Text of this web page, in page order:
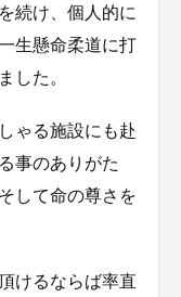
続け、個人的に
生懸命柔道に打
した。
ゃる施設にも赴
事のありがた
して命の尊さを
けるならば率直